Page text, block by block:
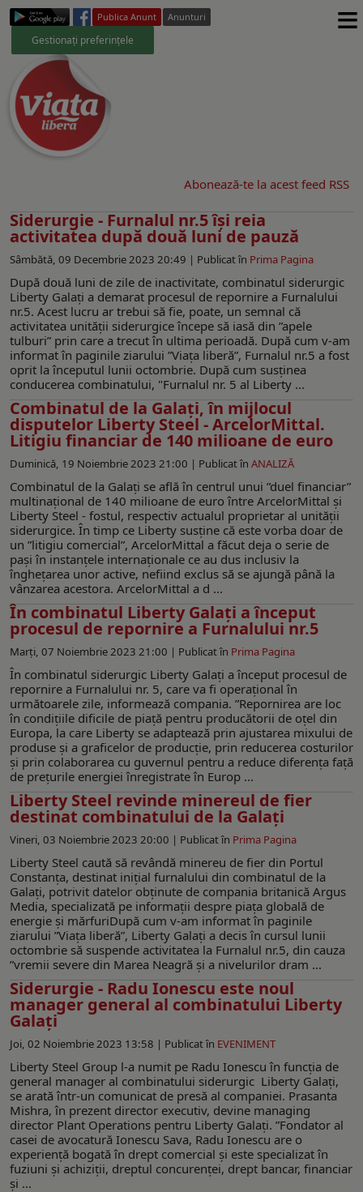
Publica Anunt Anunturi
Gestionați preferințele ≡
Abonează-te la acest feed RSS
Siderurgie - Furnalul nr.5 își reia
activitatea după două luni de pauză
Sâmbătă, 09 Decembrie 2023 20:49 | Publicat în Prima Pagina
După două luni de zile de inactivitate, combinatul siderurgic
Liberty Galați a demarat procesul de repornire a Furnalului
nr.5. Acest lucru ar trebui să fie, poate, un semnal că
activitatea unității siderurgice începe să iasă din ”apele
tulburi” prin care a trecut în ultima perioadă. După cum v-am
informat în paginile ziarului ”Viața liberă”, Furnalul nr.5 a fost
oprit la începutul lunii octombrie. După cum susținea
conducerea combinatului, "Furnalul nr. 5 al Liberty ...
Combinatul de la Galați, în mijlocul
disputelor Liberty Steel - ArcelorMittal.
Litigiu financiar de 140 milioane de euro
Duminică, 19 Noiembrie 2023 21:00 | Publicat în ANALIZĂ
Combinatul de la Galați se află în centrul unui ”duel financiar”
multinațional de 140 milioane de euro între ArcelorMittal și
Liberty Steel - fostul, respectiv actualul proprietar al unității
siderurgice. În timp ce Liberty susține că este vorba doar de
un ”litigiu comercial”, ArcelorMittal a făcut deja o serie de
pași în instanțele internaționale ce au dus inclusiv la
înghețarea unor active, nefiind exclus să se ajungă până la
vânzarea acestora. ArcelorMittal a d ...
În combinatul Liberty Galați a început
procesul de repornire a Furnalului nr.5
Marți, 07 Noiembrie 2023 21:00 | Publicat în Prima Pagina
În combinatul siderurgic Liberty Galați a început procesul de
repornire a Furnalului nr. 5, care va fi operațional în
următoarele zile, informează compania. ”Repornirea are loc
în condițiile dificile de piață pentru producătorii de oțel din
Europa, la care Liberty se adaptează prin ajustarea mixului de
produse și a graficelor de producție, prin reducerea costurilor
și prin colaborarea cu guvernul pentru a reduce diferența față
de prețurile energiei înregistrate în Europ ...
Liberty Steel revinde minereul de fier
destinat combinatului de la Galați
Vineri, 03 Noiembrie 2023 20:00 | Publicat în Prima Pagina
Liberty Steel caută să revândă minereu de fier din Portul
Constanța, destinat inițial furnalului din combinatul de la
Galați, potrivit datelor obținute de compania britanică Argus
Media, specializată pe informații despre piața globală de
energie și mărfuriDupă cum v-am informat în paginile
ziarului ”Viața liberă”, Liberty Galați a decis în cursul lunii
octombrie să suspende activitatea la Furnalul nr.5, din cauza
”vremii severe din Marea Neagră și a nivelurilor dram ...
Siderurgie - Radu Ionescu este noul
manager general al combinatului Liberty
Galați
Joi, 02 Noiembrie 2023 13:58 | Publicat în EVENIMENT
Liberty Steel Group l-a numit pe Radu Ionescu în funcția de
general manager al combinatului siderurgic Liberty Galați,
se arată într-un comunicat de presă al companiei. Prasanta
Mishra, în prezent director executiv, devine managing
director Plant Operations pentru Liberty Galați. ”Fondator al
casei de avocatură Ionescu Sava, Radu Ionescu are o
experienţă bogată în drept comercial și este specializat în
fuziuni și achiziții, dreptul concurenței, drept bancar, financiar
și ...